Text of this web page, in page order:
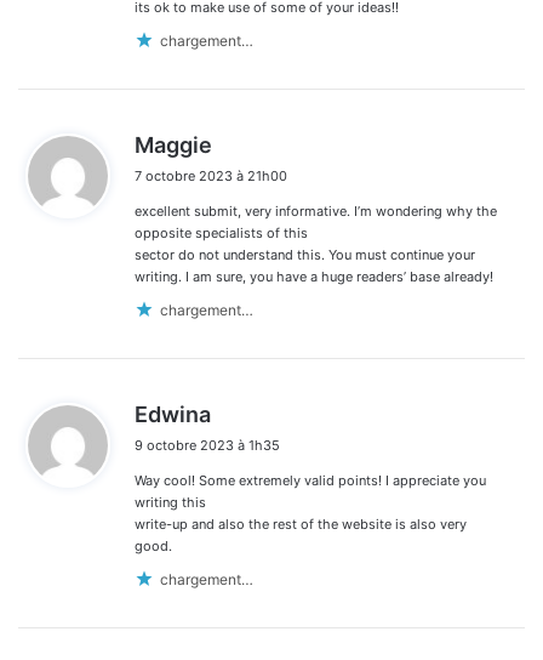
its ok to make use of some of your ideas!!
chargement…
Maggie
t
:
7 octobre 2023 à 21h00
excellent submit, very informative. I’m wondering why the
opposite specialists of this
sector do not understand this. You must continue your
writing. I am sure, you have a huge readers’ base already!
chargement…
Edwina
t
9 octobre 2023 à 1h35
Way cool! Some extremely valid points! I appreciate you
writing this
write-up and also the rest of the website is also very
good.
chargement…